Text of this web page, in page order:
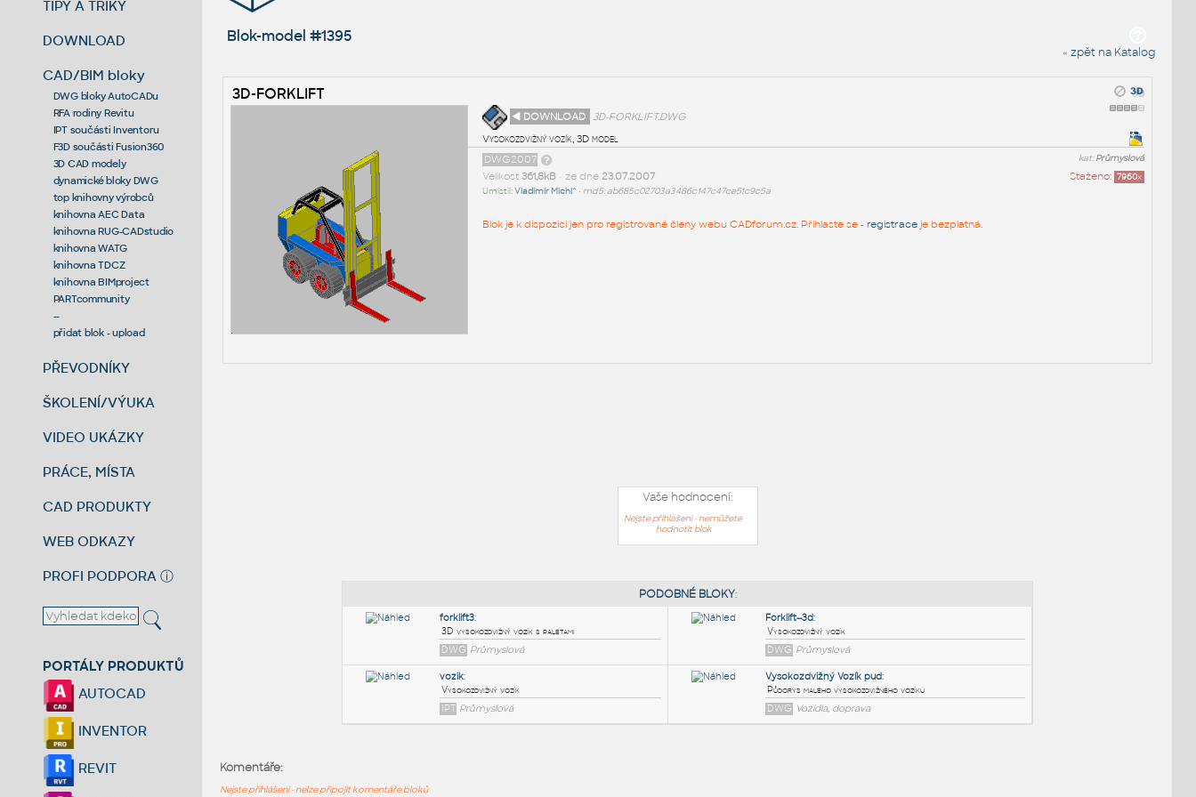
TIPY A TRIKY
DOWNLOAD
CAD/BIM bloky
DWG bloky AutoCADu
RFA rodiny Revitu
IPT součásti Inventoru
F3D součásti Fusion360
3D CAD modely
dynamické bloky DWG
top knihovny výrobců
knihovna AEC Data
knihovna RUG-CADstudio
knihovna WATG
knihovna TDCZ
knihovna BIMproject
PARTcommunity
--
přidat blok - upload
PŘEVODNÍKY
ŠKOLENÍ/VÝUKA
VIDEO UKÁZKY
PRÁCE, MÍSTA
CAD PRODUKTY
WEB ODKAZY
PROFI PODPORA ⓘ
PORTÁLY PRODUKTŮ
AUTOCAD
INVENTOR
REVIT
Blok-model #1395
« zpět na Katalog
3D-FORKLIFT
◄ DOWNLOAD
3D-FORKLIFT.DWG
Vysokozdvižný vozík, 3D model
kat:Průmyslová
DWG2007
Staženo: 7960x
Velikost 361,8kB• ze dne 23.07.2007
Umístil:Vladimír Michl^ • md5: ab685c02703a3486c147c47ce51c9c5a
Blok je k dispozici jen pro registrované členy webu CADforum.cz. Přihlaste se - registraceje bezplatná.
Vaše hodnocení:
Nejste přihlášeni - nemůžete
hodnotit blok
Komentáře:
Nejste přihlášeni - nelze připojit komentáře bloků